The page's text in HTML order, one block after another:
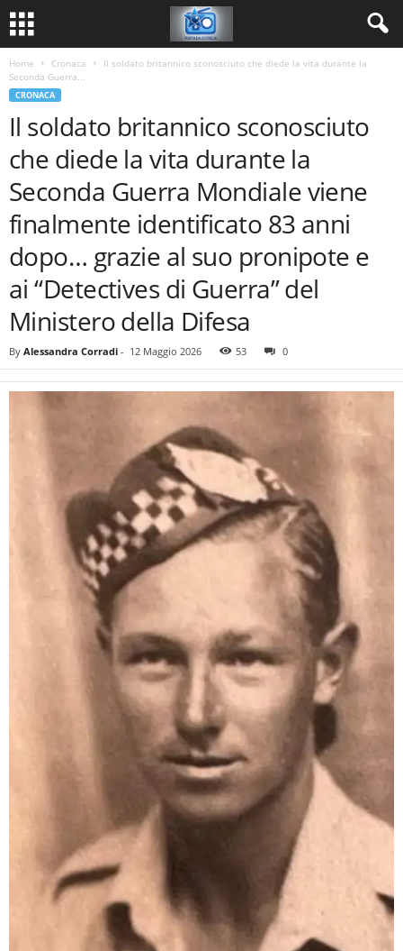
Home Cronaca
Il soldato britannico sconosciuto che diede la vita durante la
Seconda Guerra...
CRONACA
Il soldato britannico sconosciuto
che diede la vita durante la
Seconda Guerra Mondiale viene
finalmente identificato 83 anni
dopo… grazie al suo pronipote e
ai “Detectives di Guerra” del
Ministero della Difesa
By Alessandra Corradi - 12 Maggio 2026 53 0